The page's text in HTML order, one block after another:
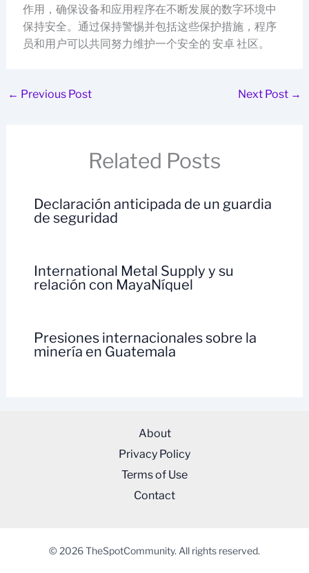
作用，确保设备和应用程序在不断发展的数字环境中
保持安全。通过保持警惕并包括这些保护措施，程序
员和用户可以共同努力维护一个安全的 安卓 社区。
← Previous Post Next Post →
Related Posts
Declaración anticipada de un guardia
de seguridad
International Metal Supply y su
relación con MayaNíquel
Presiones internacionales sobre la
minería en Guatemala
About
Privacy Policy
Terms of Use
Contact
© 2026 TheSpotCommunity. All rights reserved.